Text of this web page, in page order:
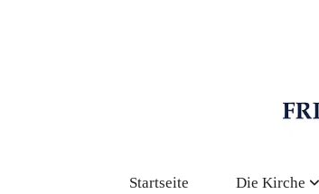
Startseite Die Kirche